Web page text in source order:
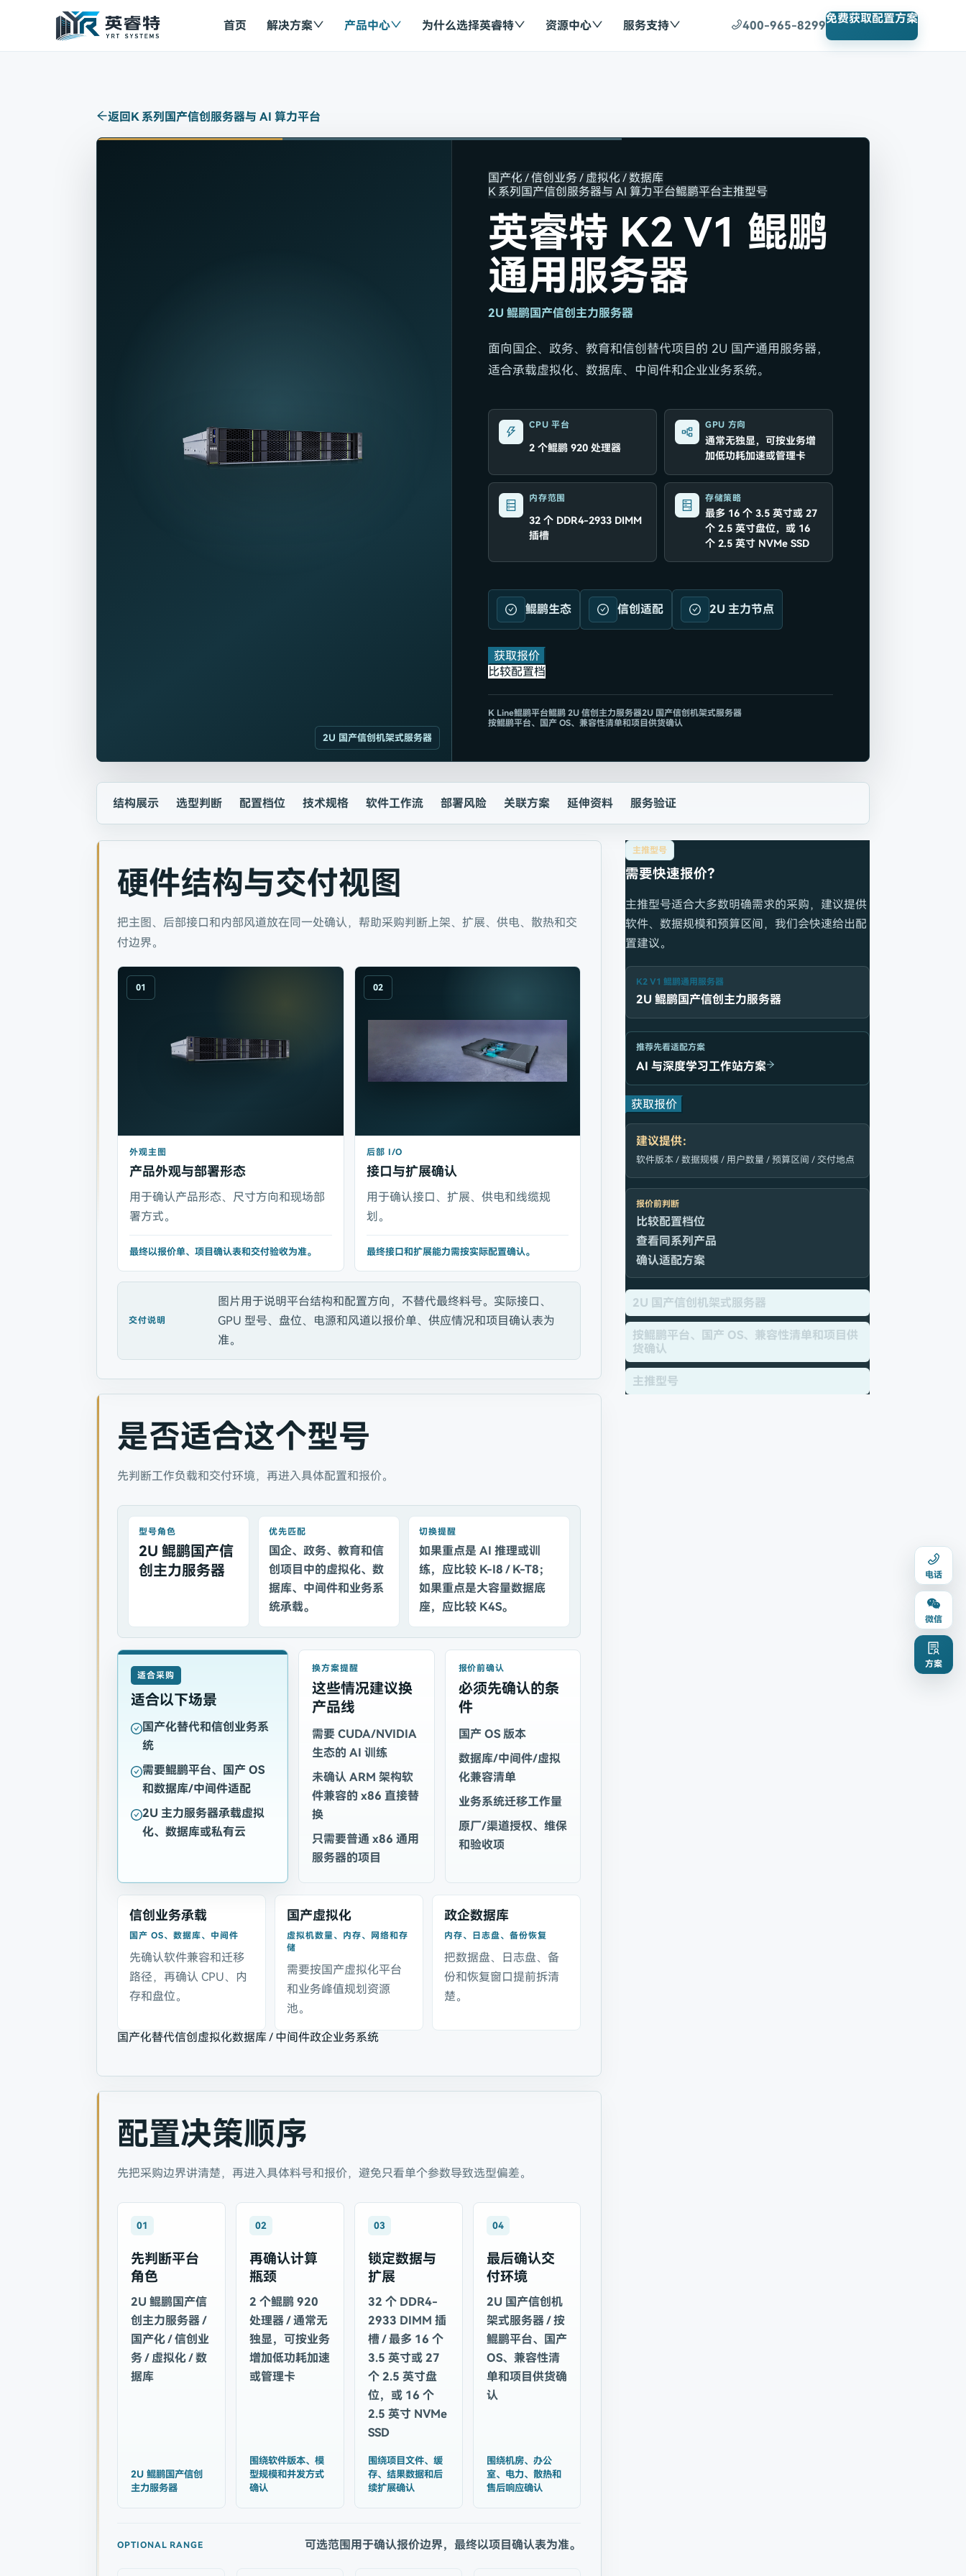
首页 解决方案 产品中心 为什么选择英睿特 资源中心 服务支持 400-965-8299
免费获取配置方案
返回K 系列国产信创服务器与 AI 算力平台
2U 国产信创机架式服务器
国产化 / 信创业务 / 虚拟化 / 数据库
K 系列国产信创服务器与 AI 算力平台鲲鹏平台主推型号
英睿特 K2 V1 鲲鹏
通用服务器
2U 鲲鹏国产信创主力服务器
面向国企、政务、教育和信创替代项目的 2U 国产通用服务器，
适合承载虚拟化、数据库、中间件和企业业务系统。
CPU 平台
2 个鲲鹏 920 处理器
GPU 方向
通常无独显，可按业务增
加低功耗加速或管理卡
内存范围
32 个 DDR4-2933 DIMM
插槽
存储策略
最多 16 个 3.5 英寸或 27
个 2.5 英寸盘位，或 16
个 2.5 英寸 NVMe SSD
鲲鹏生态 信创适配 2U 主力节点
获取报价
比较配置档
K Line鲲鹏平台鲲鹏 2U 信创主力服务器2U 国产信创机架式服务器
按鲲鹏平台、国产 OS、兼容性清单和项目供货确认
结构展示 选型判断 配置档位 技术规格 软件工作流 部署风险 关联方案 延伸资料 服务验证
硬件结构与交付视图
把主图、后部接口和内部风道放在同一处确认，帮助采购判断上架、扩展、供电、散热和交
付边界。
01
外观主图
产品外观与部署形态
用于确认产品形态、尺寸方向和现场部
署方式。
最终以报价单、项目确认表和交付验收为准。
02
后部 I/O
接口与扩展确认
用于确认接口、扩展、供电和线缆规
划。
最终接口和扩展能力需按实际配置确认。
交付说明
图片用于说明平台结构和配置方向，不替代最终料号。实际接口、
GPU 型号、盘位、电源和风道以报价单、供应情况和项目确认表为
准。
是否适合这个型号
先判断工作负载和交付环境，再进入具体配置和报价。
型号角色
2U 鲲鹏国产信
创主力服务器
优先匹配
国企、政务、教育和信
创项目中的虚拟化、数
据库、中间件和业务系
统承载。
切换提醒
如果重点是 AI 推理或训
练，应比较 K-I8 / K-T8；
如果重点是大容量数据底
座，应比较 K4S。
适合采购
适合以下场景
国产化替代和信创业务系
统
需要鲲鹏平台、国产 OS
和数据库/中间件适配
2U 主力服务器承载虚拟
化、数据库或私有云
换方案提醒
这些情况建议换
产品线
需要 CUDA/NVIDIA
生态的 AI 训练
未确认 ARM 架构软
件兼容的 x86 直接替
换
只需要普通 x86 通用
服务器的项目
报价前确认
必须先确认的条
件
国产 OS 版本
数据库/中间件/虚拟
化兼容清单
业务系统迁移工作量
原厂/渠道授权、维保
和验收项
信创业务承载
国产 OS、数据库、中间件
先确认软件兼容和迁移
路径，再确认 CPU、内
存和盘位。
国产虚拟化
虚拟机数量、内存、网络和存
储
需要按国产虚拟化平台
和业务峰值规划资源
池。
政企数据库
内存、日志盘、备份恢复
把数据盘、日志盘、备
份和恢复窗口提前拆清
楚。
国产化替代信创虚拟化数据库 / 中间件政企业务系统
配置决策顺序
先把采购边界讲清楚，再进入具体料号和报价，避免只看单个参数导致选型偏差。
01
先判断平台
角色
2U 鲲鹏国产信
创主力服务器 /
国产化 / 信创业
务 / 虚拟化 / 数
据库
2U 鲲鹏国产信创
主力服务器
02
再确认计算
瓶颈
2 个鲲鹏 920
处理器 / 通常无
独显，可按业务
增加低功耗加速
或管理卡
围绕软件版本、模
型规模和并发方式
确认
03
锁定数据与
扩展
32 个 DDR4-
2933 DIMM 插
槽 / 最多 16 个
3.5 英寸或 27
个 2.5 英寸盘
位，或 16 个
2.5 英寸 NVMe
SSD
围绕项目文件、缓
存、结果数据和后
续扩展确认
04
最后确认交
付环境
2U 国产信创机
架式服务器 / 按
鲲鹏平台、国产
OS、兼容性清
单和项目供货确
认
围绕机房、办公
室、电力、散热和
售后响应确认
OPTIONAL RANGE 可选范围用于确认报价边界，最终以项目确认表为准。
主推型号
需要快速报价？
主推型号适合大多数明确需求的采购，建议提供
软件、数据规模和预算区间，我们会快速给出配
置建议。
K2 V1 鲲鹏通用服务器
2U 鲲鹏国产信创主力服务器
推荐先看适配方案
AI 与深度学习工作站方案
获取报价
建议提供：
软件版本 / 数据规模 / 用户数量 / 预算区间 / 交付地点
报价前判断
比较配置档位
查看同系列产品
确认适配方案
2U 国产信创机架式服务器
按鲲鹏平台、国产 OS、兼容性清单和项目供
货确认
主推型号
电话
微信
方案